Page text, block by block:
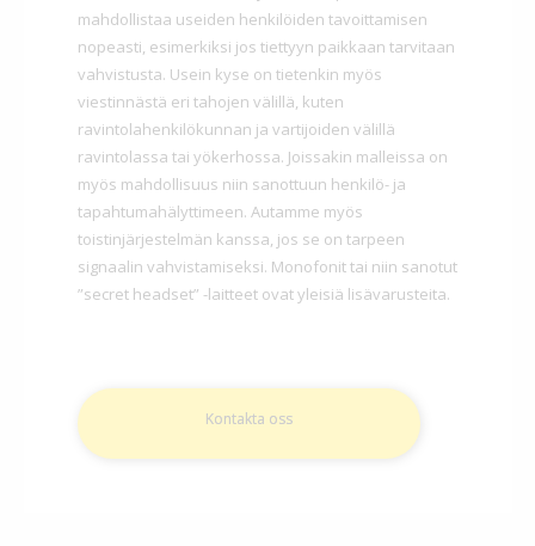
mahdollistaa useiden henkilöiden tavoittamisen
nopeasti, esimerkiksi jos tiettyyn paikkaan tarvitaan
vahvistusta. Usein kyse on tietenkin myös
viestinnästä eri tahojen välillä, kuten
ravintolahenkilökunnan ja vartijoiden välillä
ravintolassa tai yökerhossa. Joissakin malleissa on
myös mahdollisuus niin sanottuun henkilö- ja
tapahtumahälyttimeen. Autamme myös
toistinjärjestelmän kanssa, jos se on tarpeen
signaalin vahvistamiseksi. Monofonit tai niin sanotut
”secret headset” -laitteet ovat yleisiä lisävarusteita.
Kontakta oss